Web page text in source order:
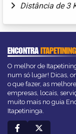
Distância de 3
ENCONTRA
O melhor de
num só lugar! Dicas,
o que fazer, as
empresas, locais,
muito mais no guia
Itapetininga.